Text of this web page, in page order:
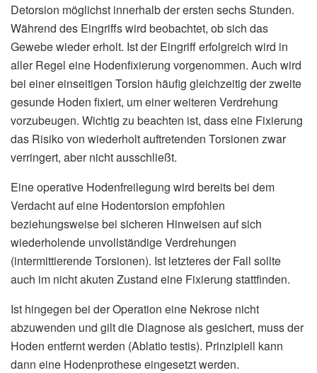
Detorsion möglichst innerhalb der ersten sechs Stunden.
Während des Eingriffs wird beobachtet, ob sich das
Gewebe wieder erholt. Ist der Eingriff erfolgreich wird in
aller Regel eine Hodenfixierung vorgenommen. Auch wird
bei einer einseitigen Torsion häufig gleichzeitig der zweite
gesunde Hoden fixiert, um einer weiteren Verdrehung
vorzubeugen. Wichtig zu beachten ist, dass eine Fixierung
das Risiko von wiederholt auftretenden Torsionen zwar
verringert, aber nicht ausschließt.
Eine operative Hodenfreilegung wird bereits bei dem
Verdacht auf eine Hodentorsion empfohlen
beziehungsweise bei sicheren Hinweisen auf sich
wiederholende unvollständige Verdrehungen
(intermittierende Torsionen). Ist letzteres der Fall sollte
auch im nicht akuten Zustand eine Fixierung stattfinden.
Ist hingegen bei der Operation eine Nekrose nicht
abzuwenden und gilt die Diagnose als gesichert, muss der
Hoden entfernt werden (Ablatio testis). Prinzipiell kann
dann eine Hodenprothese eingesetzt werden.